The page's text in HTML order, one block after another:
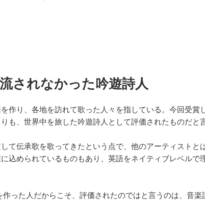
されなかった吟遊詩人
作り、各地を訪れて歌った人々を指している。今回受賞
も、世界中を旅した吟遊詩人として評価されたものだと
て伝承歌を歌ってきたという点で、他のアーティストと
込められているものもあり、英語をネイティブレベルで
った人だからこそ、評価されたのではと言うのは、音楽